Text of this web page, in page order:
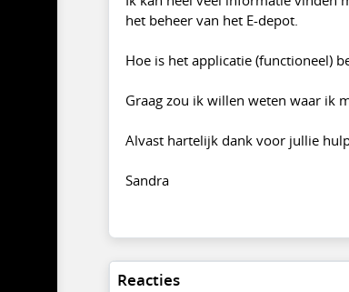
het beheer van het E-depot.
Hoe is het applicatie (functioneel)
Graag zou ik willen weten waar ik
Alvast hartelijk dank voor jullie
Sandra
Reacties